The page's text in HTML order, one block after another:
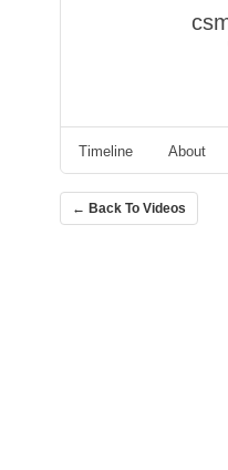
Timeline About
← Back To Videos